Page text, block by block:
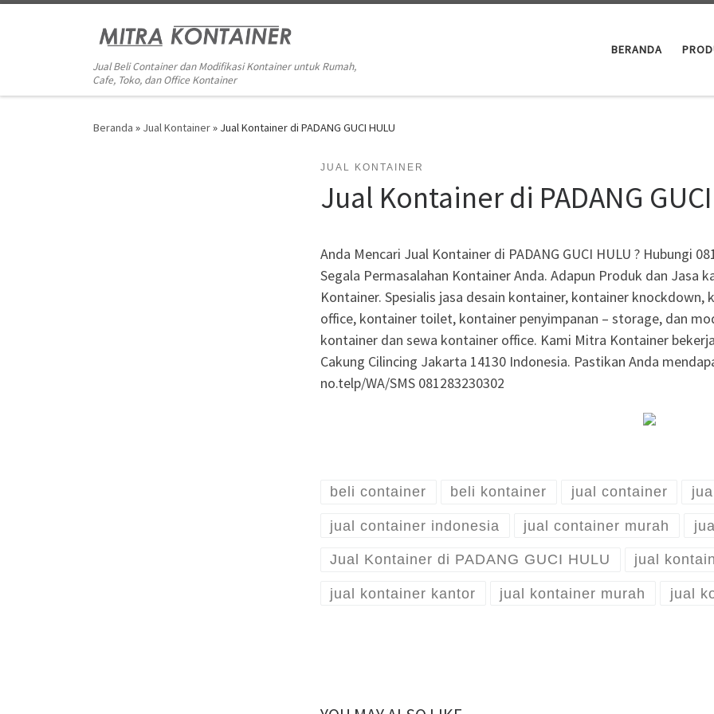
Jual Beli Container dan Modifikasi Kontainer untuk Rumah,
Cafe, Toko, dan Office Kontainer
BERANDA
Beranda » Jual Kontainer» Jual Kontainer di PADANG GUCI HULU
JUAL KONTAINER
Jual Kontainer di PADANG
Anda Mencari Jual Kontainer di PADANG GUCI HULU ? Hubungi
Segala Permasalahan Kontainer Anda. Adapun Produk dan Jasa
Kontainer. Spesialis jasa desain kontainer, kontainer
office, kontainer toilet, kontainer penyimpanan – storage, dan
kontainer dan sewa kontainer office. Kami Mitra Kontainer
Cakung Cilincing Jakarta 14130 Indonesia. Pastikan Anda
no.telp/WA/SMS 081283230302
beli container beli kontainer jual container
jual container indonesia jual container murah
Jual Kontainer di PADANG GUCI HULU jual
jual kontainer kantor jual kontainer murah jual